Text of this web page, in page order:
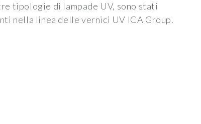
tipologie di lampade UV, sono stati
nella linea delle vernici UV ICA Group.